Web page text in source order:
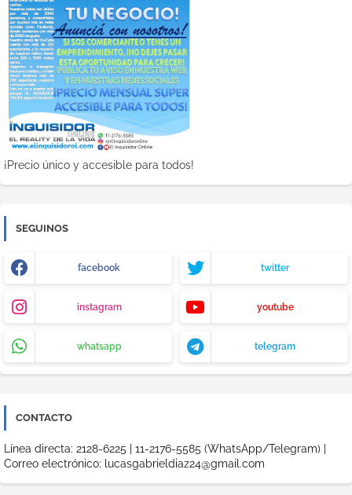
¡Precio único y accesible para todos!
SEGUINOS
facebook twitter
instagram youtube
whatsapp telegram
CONTACTO
Línea directa: 2128-6225 | 11-2176-5585 (WhatsApp/Telegram) |
Correo electrónico: lucasgabrieldiaz24@gmail.com